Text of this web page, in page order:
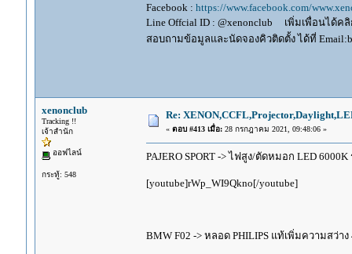
Facebook : https://www.facebook.com/
Line Offcial ID : @xenonclub เพิ่มเพื่อนได้ค
สอบถามข้อมูลและนัดจองคิวติดตั้ง ได้ที่
xenonclub
Tracking !!
เจ้าสำนัก
ออฟไลน์
กระทู้: 548
Re:
« ตอบ #413 เมื่อ:28 กรกฎาคม 2021, 09:48:06 »
PAJERO SPORT -> ไฟสูง/ตัดหมอก LED
[youtube]rWp_WI9Qkno[/youtube]
BMW F02 -> หลอด PHILIPS แท้เพิ่มความสว่า